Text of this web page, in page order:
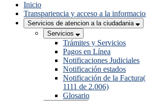
Inicio
Transpariencia y acceso a la
Servicios de atencion a la ciudadania
Servicios
Trámites y Servicios
Pagos en Línea
Notificaciones Judiciales
Notificación estados
Notificación de la
1111 de 2.006)
Glosario